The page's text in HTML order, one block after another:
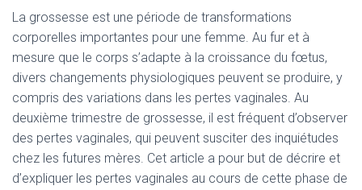
La grossesse est une période de transformations
corporelles importantes pour une femme. Au fur et à
mesure que le corps s’adapte à la croissance du fœtus,
divers changements physiologiques peuvent se produire, y
compris des variations dans les pertes vaginales. Au
deuxième trimestre de grossesse, il est fréquent d’observer
des pertes vaginales, qui peuvent susciter des inquiétudes
chez les futures mères. Cet article a pour but de décrire et
d’expliquer les pertes vaginales au cours de cette phase de